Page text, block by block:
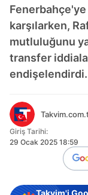
karşılarken,
mutluluğunu
transfer
endişelendirdi.
Giriş Tarihi:
29 Ocak 2025 18:59
Takvim'i